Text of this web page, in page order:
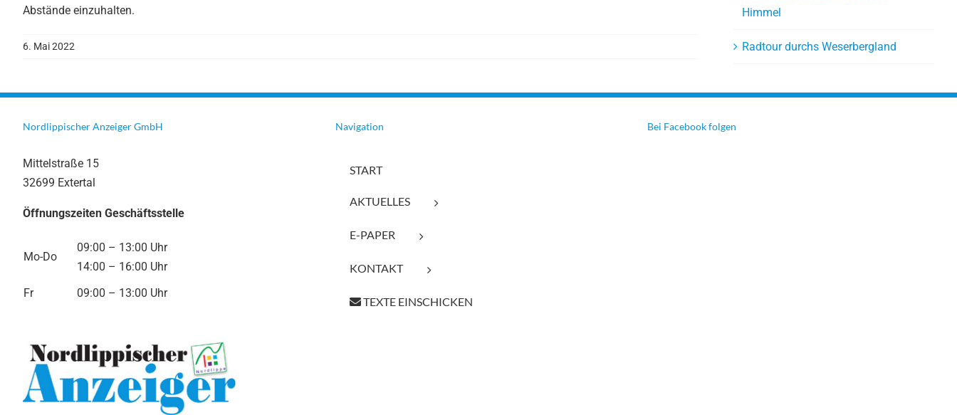
Abstände einzuhalten.
6. Mai 2022
Himmel
Radtour durchs Weserbergland
Nordlippischer Anzeiger GmbH
Mittelstraße 15
32699 Extertal
Öffnungszeiten Geschäftsstelle
Mo-Do
09:00 – 13:00 Uhr
14:00 – 16:00 Uhr
Fr
09:00 – 13:00 Uhr
Navigation
START
AKTUELLES
E-PAPER
KONTAKT
TEXTE EINSCHICKEN
Bei Facebook folgen